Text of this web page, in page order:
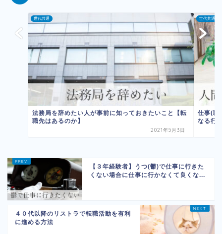
世代共通
法務局を辞めたい人が事前に知っておきたいこと【転
職先はあるのか】
2021年5月3日
世代共通
仕事(職
なる行
【３年経験者】うつ(鬱)で仕事に行きた
くない場合に仕事に行かなくて良くな...
４０代以降のリストラで転職活動を有利
に進める方法